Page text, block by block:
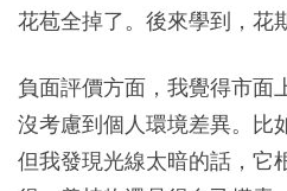
花苞全掉了。後來學到，花
負面評價方面，我覺得市面
沒考慮到個人環境差異。比
但我發現光線太暗的話，它